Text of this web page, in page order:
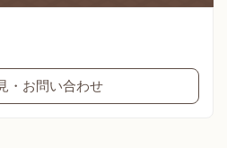
・お問い合わせ